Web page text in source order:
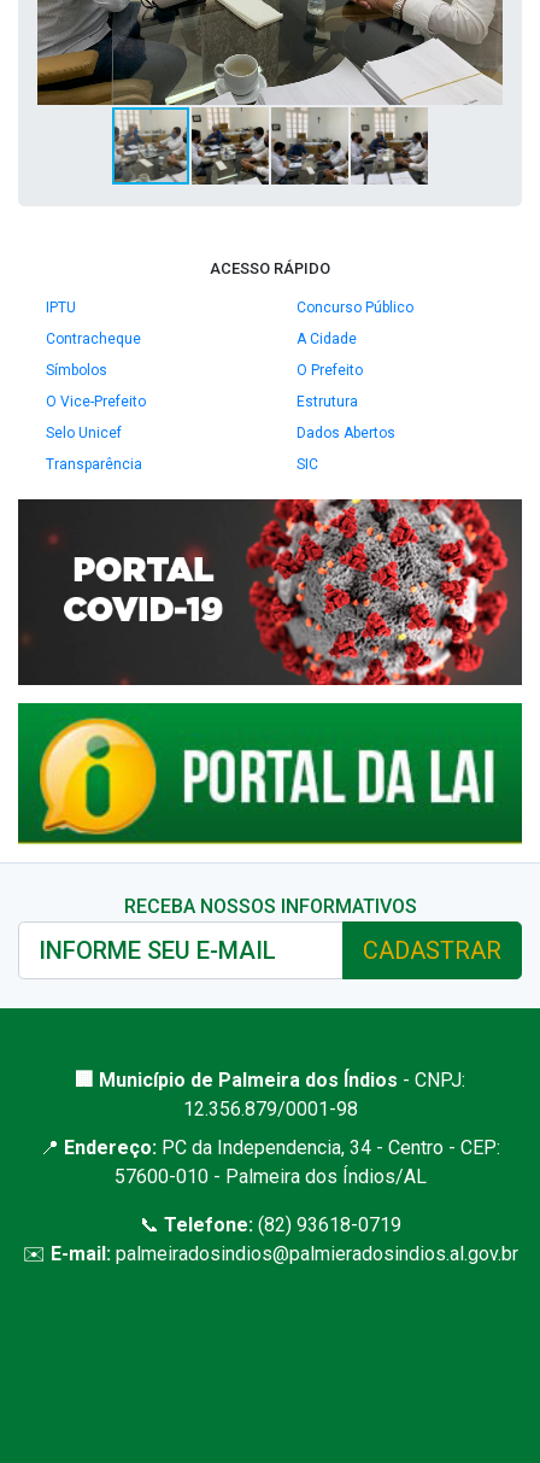
ACESSO RÁPIDO
IPTU
Concurso Público
Contracheque
A Cidade
Símbolos
O Prefeito
O Vice-Prefeito
Estrutura
Selo Unicef
Dados Abertos
Transparência
SIC
RECEBA NOSSOS INFORMATIVOS
CADASTRAR
🏢 Município de Palmeira dos Índios - CNPJ:
12.356.879/0001-98
📍 Endereço: PC da Independencia, 34 - Centro - CEP:
57600-010 - Palmeira dos Índios/AL
📞 Telefone:(82) 93618-0719
✉️ E-mail: palmeiradosindios@palmieradosindios.al.gov.br